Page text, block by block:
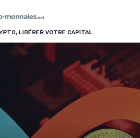
LIBÉRER VOTRE CAPITAL
cookies